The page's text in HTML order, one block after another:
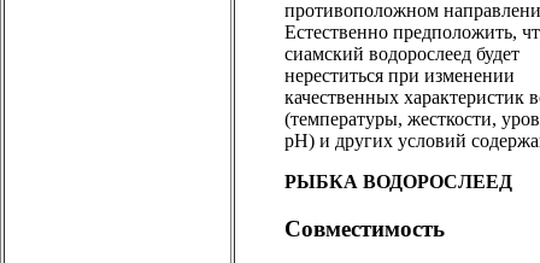
противоположном
Естественно предположить,
сиамский водорослеед будет
нереститься при изменении
качественных характеристик
(температуры, жесткости,
рН) и других условий
РЫБКА ВОДОРОСЛЕЕД
Совместимость